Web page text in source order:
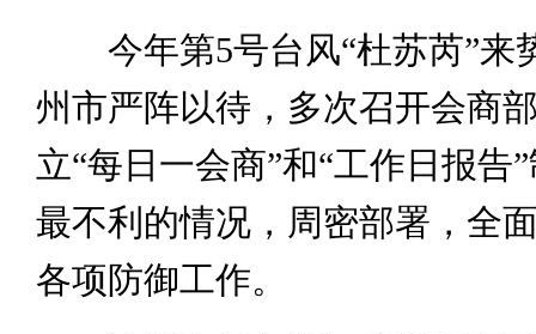
今年第5号台风“杜苏芮”来
州市严阵以待，多次召开会商
立“每日一会商”和“工作日报告
最不利的情况，周密部署，全
各项防御工作。